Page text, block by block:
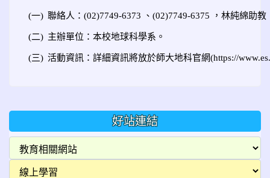
(一) 聯絡人：(02)7749-6373 、(02)7749-6375 ，林純綿助教
(二) 主辦單位：本校地球科學系。
(三) 活動資訊：詳細資訊將放於師大地科官網(https://
好站連結